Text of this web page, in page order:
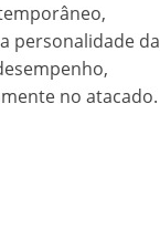
personalidade da
no atacado.